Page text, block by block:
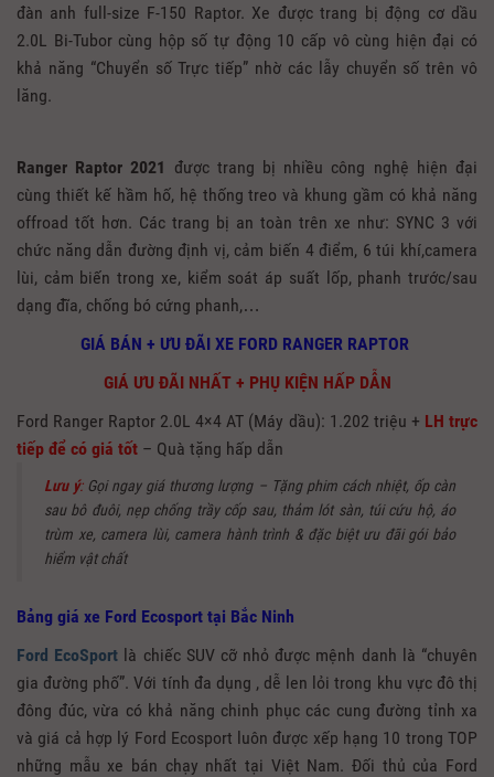
đàn anh full-size F-150 Raptor. Xe được trang bị động cơ dầu
2.0L Bi-Tubor cùng hộp số tự động 10 cấp vô cùng hiện đại có
khả năng “Chuyển số Trực tiếp” nhờ các lẫy chuyển số trên vô
lăng.
Ranger Raptor 2021 được trang bị nhiều công nghệ hiện đại
cùng thiết kế hầm hố, hệ thống treo và khung gầm có khả năng
offroad tốt hơn. Các trang bị an toàn trên xe như: SYNC 3 với
chức năng dẫn đường định vị, cảm biến 4 điểm, 6 túi khí,camera
lùi, cảm biến trong xe, kiểm soát áp suất lốp, phanh trước/sau
dạng đĩa, chống bó cứng phanh,…
GIÁ BÁN + ƯU ĐÃI XE FORD RANGER RAPTOR
GIÁ ƯU ĐÃI NHẤT + PHỤ KIỆN HẤP DẪN
Ford Ranger Raptor 2.0L 4×4 AT (Máy dầu): 1.202 triệu + LH trực
tiếp để có giá tốt – Quà tặng hấp dẫn
Lưu ý:Gọi ngay giá thương lượng – Tặng phim cách nhiệt, ốp càn
sau bô đuôi, nẹp chống trầy cốp sau, thảm lót sàn, túi cứu hộ, áo
trùm xe, camera lùi, camera hành trình & đặc biệt ưu đãi gói bảo
hiểm vật chất
Bảng giá xe Ford Ecosport tại Bắc Ninh
Ford EcoSport là chiếc SUV cỡ nhỏ được mệnh danh là “chuyên
gia đường phố”. Với tính đa dụng , dễ len lỏi trong khu vực đô thị
đông đúc, vừa có khả năng chinh phục các cung đường tỉnh xa
và giá cả hợp lý Ford Ecosport luôn được xếp hạng 10 trong TOP
những mẫu xe bán chạy nhất tại Việt Nam. Đối thủ của Ford